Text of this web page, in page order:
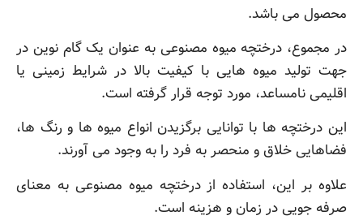
محصول می باشد.
در مجموع، درختچه میوه مصنوعی به عنوان یک گام نوین در
جهت تولید میوه هایی با کیفیت بالا در شرایط زمینی یا
اقلیمی نامساعد، مورد توجه قرار گرفته است.
این درختچه ها با توانایی برگزیدن انواع میوه ها و رنگ ها،
فضاهایی خلاق و منحصر به فرد را به وجود می آورند.
علاوه بر این، استفاده از درختچه میوه مصنوعی به معنای
صرفه جویی در زمان و هزینه است.